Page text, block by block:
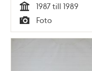
Tid
1987 till 1989
Typ
Foto